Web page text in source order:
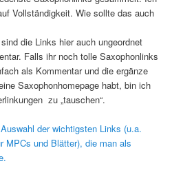
Vollständigkeit. Wie sollte das auch
die Links hier auch ungeordnet
Falls ihr noch tolle Saxophonlinks
als Kommentar und die ergänze
Saxophonhomepage habt, bin ich
zu „tauschen“.
der wichtigsten Links (u.a.
MPCs und Blätter), die man als